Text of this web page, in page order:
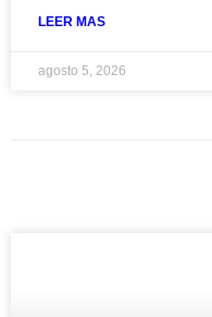
LEER MAS
agosto 5, 2026